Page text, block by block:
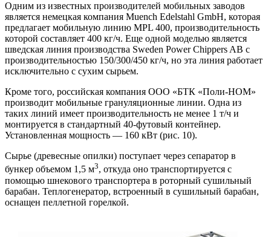
Одним из известных производителей мобильных заводов
является немецкая компания Muench Edelstahl GmbH, которая
предлагает мобильную линию MPL 400, производительность
которой составляет 400 кг/ч. Еще одной моделью является
шведская линия производства Sweden Power Chippers AB с
производительностью 150/300/450 кг/ч, но эта линия работает
исключительно с сухим сырьем.
Кроме того, российская компания ООО «БТК «Поли-НОМ»
производит мобильные грануляционные линии. Одна из
таких линий имеет производительность не менее 1 т/ч и
монтируется в стандартный 40-футовый контейнер.
Установленная мощность — 160 кВт (рис. 10).
Сырье (древесные опилки) поступает через сепаратор в
бункер объемом 1,5 м3, откуда оно транспортируется с
помощью шнекового транспортера в роторный сушильный
барабан. Теплогенератор, встроенный в сушильный барабан,
оснащен пеллетной горелкой.